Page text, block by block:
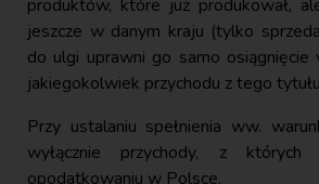
produktów, które już produkował,
jeszcze w danym kraju (tylko
do ulgi uprawni go samo osiągnięcie
jakiegokolwiek przychodu z tego
Przy ustalaniu spełnienia ww.
wyłącznie przychody, z których
opodatkowaniu w Polsce.